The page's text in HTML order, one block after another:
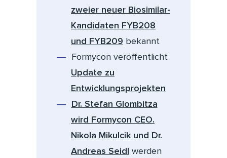
zweier neuer Biosimilar-
Kandidaten FYB208
und FYB209 bekannt
Formycon veröffentlicht
Update zu
Entwicklungsprojekten
Dr. Stefan Glombitza
wird Formycon CEO.
Nikola Mikulcik und Dr.
Andreas Seidl
werden